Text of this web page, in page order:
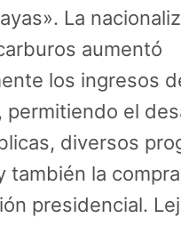
La
aumentó
los ingresos
permitiendo el
diversos
también la
presidencial.